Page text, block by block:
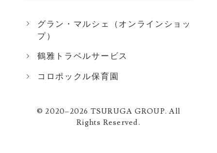
グラン・マルシェ（オンラインショッ
プ）
鶴雅トラベルサービス
コロポックル保育園
© 2020–2026 TSURUGA GROUP. All
Rights Reserved.